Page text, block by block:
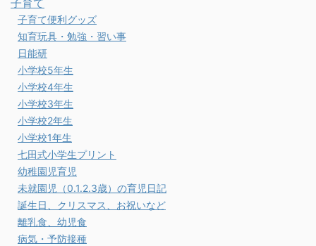
子育て便利グッズ
知育玩具・勉強・習い事
日能研
小学校5年生
小学校4年生
小学校3年生
小学校2年生
小学校1年生
七田式小学生プリント
幼稚園児育児
未就園児（0.1.2.3歳）の育児日記
誕生日、クリスマス、お祝いなど
離乳食、幼児食
病気・予防接種